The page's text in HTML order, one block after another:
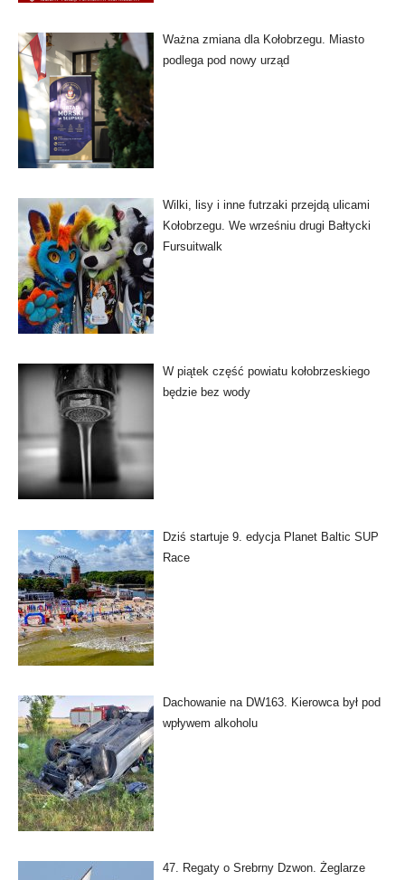
Ważna zmiana dla Kołobrzegu. Miasto
podlega pod nowy urząd
Wilki, lisy i inne futrzaki przejdą ulicami
Kołobrzegu. We wrześniu drugi Bałtycki
Fursuitwalk
W piątek część powiatu kołobrzeskiego
będzie bez wody
Dziś startuje 9. edycja Planet Baltic SUP
Race
Dachowanie na DW163. Kierowca był pod
wpływem alkoholu
47. Regaty o Srebrny Dzwon. Żeglarze